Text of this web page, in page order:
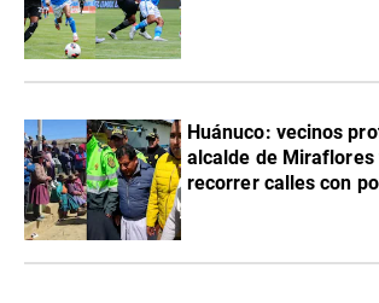
Huánuco: vecinos
alcalde de Miraflores
recorrer calles con